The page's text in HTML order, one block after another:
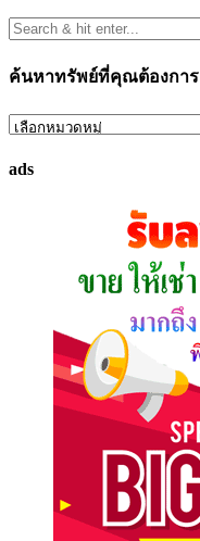
ค้นหาทรัพย์ที่คุณต้องการ
ค้นหา
ที่
ads